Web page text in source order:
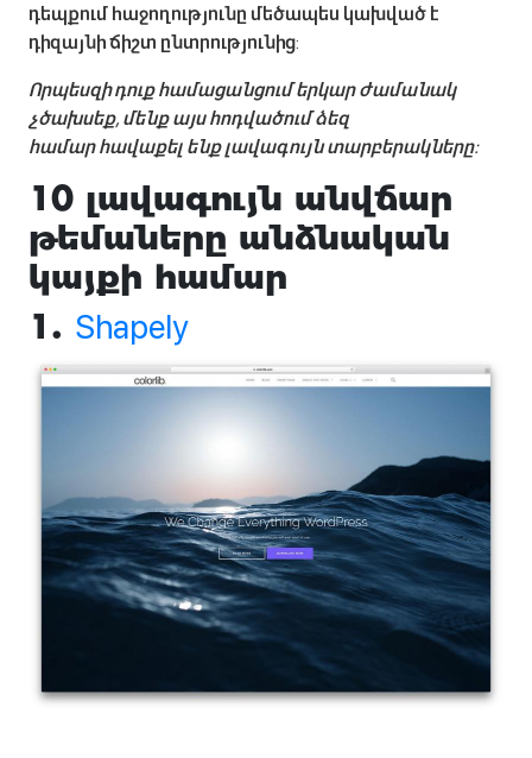
դեպքում հաջողությունը մեծապես կախված է
դիզայնի ճիշտ ընտրությունից:
Որպեսզի դուք համացանցում երկար ժամանակ
չծախսեք, մենք այս հոդվածում ձեզ
համար հավաքել ենք լավագույն տարբերակները:
10 լավագույն անվճար
թեմաները անձնական
կայքի համար
1. Shapely